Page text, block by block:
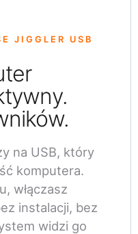
JIGGLER USB
na USB, który
komputera.
włączasz
instalacji, bez
widzi go